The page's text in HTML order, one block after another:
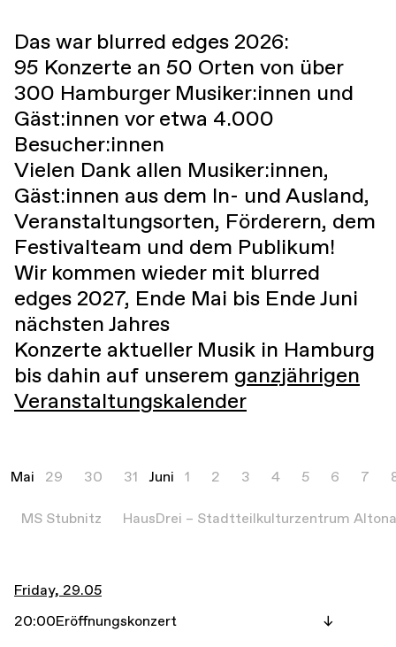
Das war blurred edges 2026:
95 Konzerte an 50 Orten von über
300 Hamburger Musiker:innen und
Gäst:innen vor etwa 4.000
Besucher:innen
Vielen Dank allen Musiker:innen,
Gäst:innen aus dem In- und Ausland,
Veranstaltungsorten, Förderern, dem
Festivalteam und dem Publikum!
Wir kommen wieder mit blurred
edges 2027, Ende Mai bis Ende Juni
nächsten Jahres
Konzerte aktueller Musik in Hamburg
bis dahin auf unserem ganzjährigen
Veranstaltungskalender
Mai 29 30 31 Juni 1 2 3 4 5 6 7
MS Stubnitz HausDrei – Stadtteilkulturzentrum
Friday, 29.05
20:00Eröffnungskonzert